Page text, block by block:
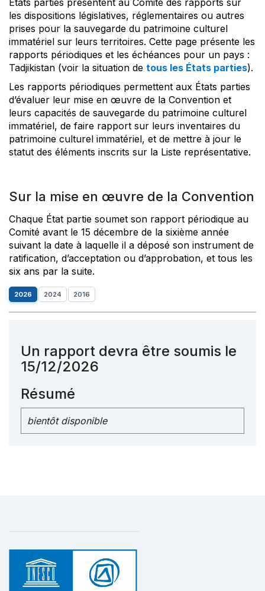
les dispositions législatives, réglementaires ou autres
prises pour la sauvegarde du patrimoine culturel
immatériel sur leurs territoires. Cette page présente les
rapports périodiques et les échéances pour un pays :
Tadjikistan (voir la situation de tous les États parties).
Les rapports périodiques permettent aux États parties
d’évaluer leur mise en œuvre de la Convention et
leurs capacités de sauvegarde du patrimoine culturel
immatériel, de faire rapport sur leurs inventaires du
patrimoine culturel immatériel, et de mettre à jour le
statut des éléments inscrits sur la Liste représentative.
Sur la mise en œuvre de la Convention
Chaque État partie soumet son rapport périodique au
Comité avant le 15 décembre de la sixième année
suivant la date à laquelle il a déposé son instrument de
ratification, d’acceptation ou d’approbation, et tous les
six ans par la suite.
2026 2024 2016
Un rapport devra être soumis le
15/12/2026
Résumé
bientôt disponible